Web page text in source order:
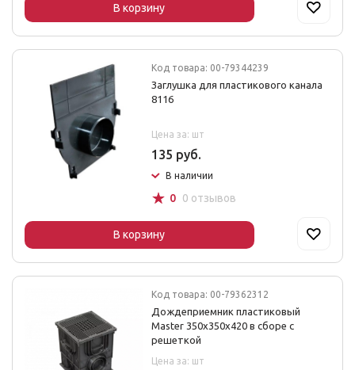
В корзину
Код товара: 00-79344239
Заглушка для пластикового канала
8116
Цена за: шт
135 руб.
В наличии
☆ 0 0 отзывов
В корзину
Код товара: 00-79362312
Дождеприемник пластиковый
Master 350х350х420 в сборе с
решеткой
Цена за: шт